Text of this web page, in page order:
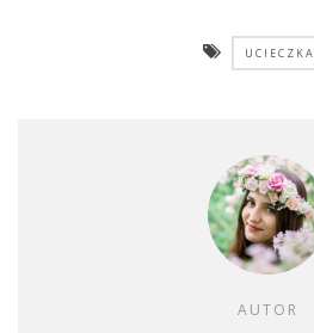
UCIECZKA
AUTOR